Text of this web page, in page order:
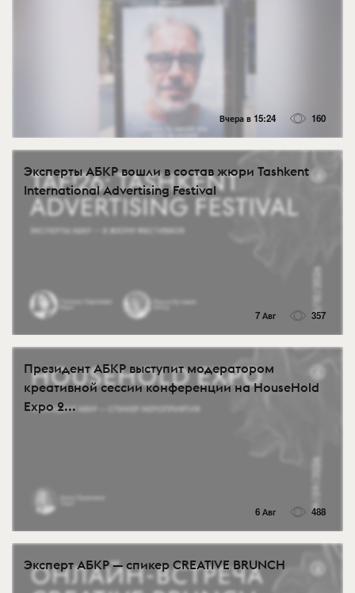
Вчера в 15:24 160
Эксперты АБКР вошли в состав жюри Tashkent
International Advertising Festival
7 Авг 357
Президент АБКР выступит модератором
креативной сессии конференции на HouseHold
Expo 2...
6 Авг 488
Эксперт АБКР — спикер CREATIVE BRUNCH